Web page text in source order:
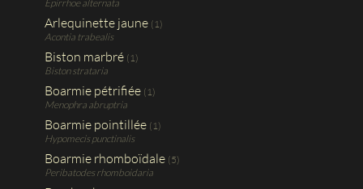
Epirrhoe alternata
Arlequinette jaune (1)
Acontia trabealis
Biston marbré (1)
Biston strataria
Boarmie pétrifiée (1)
Menophra abruptria
Boarmie pointillée (1)
Hypomecis punctinalis
Boarmie rhomboïdale (5)
Peribatodes rhomboidaria